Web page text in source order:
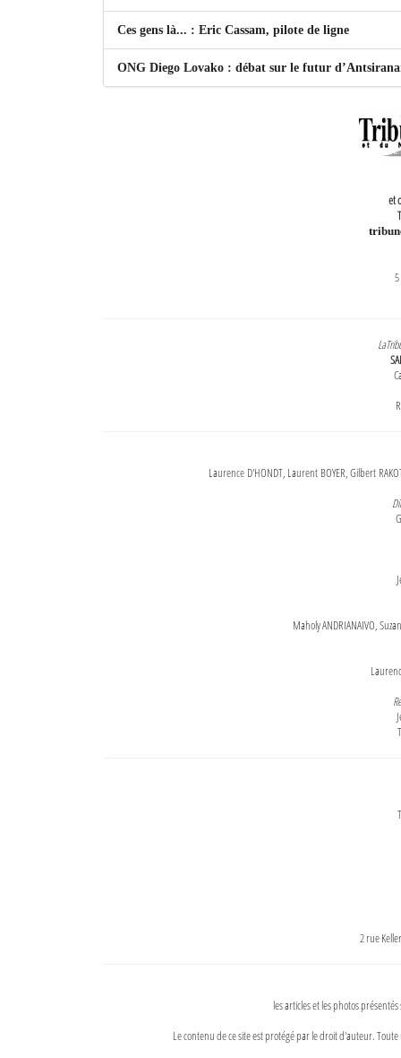
Ces gens là... : Eric Cassam, pilote de ligne
ONG Diego Lovako : débat sur le futur
et
Laurence D'HONDT, Laurent BOYER, Gilbert
Maholy ANDRIANAIVO,
2 rue
les articles et les photos
Le contenu de ce site est protégé par le droit d'auteur.